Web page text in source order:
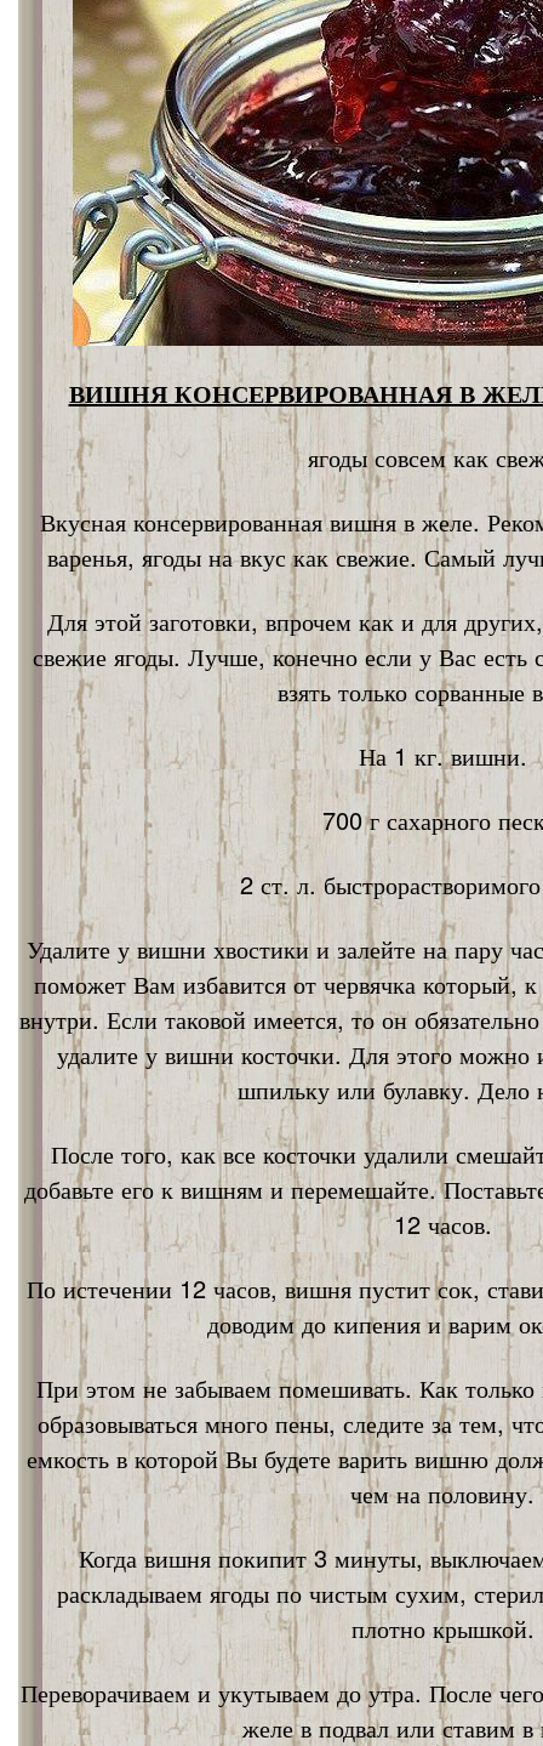
ВИШНЯ КОНСЕРВИРОВАННАЯ В
ягоды совсем как
Вкусная консервированная вишня в желе.
варенья, ягоды на вкус как свежие. Самый
Для этой заготовки, впрочем как и для
свежие ягоды. Лучше, конечно если у Вас
взять только сорванные
На 1 кг. вишни.
700 г сахарного
2 ст. л.
Удалите у вишни хвостики и залейте на пару
поможет Вам избавится от червячка который,
внутри. Если таковой имеется, то он
удалите у вишни косточки. Для этого можно
шпильку или булавку. Дело
После того, как все косточки удалили
добавьте его к вишням и перемешайте.
12 часов.
По истечении 12 часов, вишня пустит сок,
доводим до кипения и варим
При этом не забываем помешивать. Как
образовываться много пены, следите за тем,
емкость в которой Вы будете варить вишню
чем на половину.
Когда вишня покипит 3 минуты,
раскладываем ягоды по чистым сухим,
плотно крышкой.
Переворачиваем и укутываем до утра. После
желе в подвал или ставим в